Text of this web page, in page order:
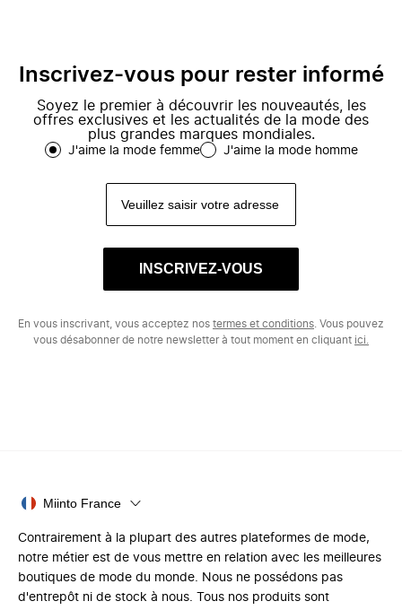
Inscrivez-vous pour rester informé
Soyez le premier à découvrir les nouveautés, les
offres exclusives et les actualités de la mode des
plus grandes marques mondiales.
J'aime la mode femme J'aime la mode homme
INSCRIVEZ-VOUS
En vous inscrivant, vous acceptez nos termes et conditions . Vous pouvez
vous désabonner de notre newsletter à tout moment en cliquant ici.
Miinto France
Contrairement à la plupart des autres plateformes de mode,
notre métier est de vous mettre en relation avec les meilleures
boutiques de mode du monde. Nous ne possédons pas
d'entrepôt ni de stock à nous. Tous nos produits sont